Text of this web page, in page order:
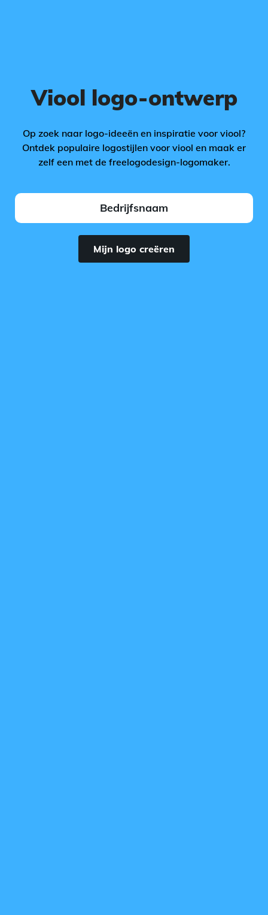
Viool logo-ontwerp
Op zoek naar logo-ideeën en inspiratie voor viool?
Ontdek populaire logostijlen voor viool en maak er
zelf een met de freelogodesign-logomaker.
Mijn logo creëren